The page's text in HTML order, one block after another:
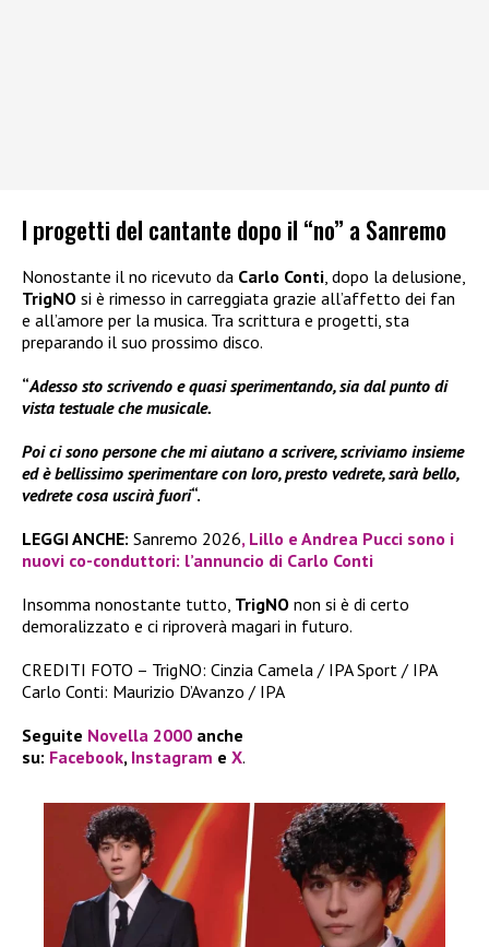
I progetti del cantante dopo il “no” a Sanremo
Nonostante il no ricevuto da Carlo Conti , dopo la delusione,
TrigNO si è rimesso in carreggiata grazie all’affetto dei fan
e all’amore per la musica. Tra scrittura e progetti, sta
preparando il suo prossimo disco.
“Adesso sto scrivendo e quasi sperimentando, sia dal punto di
vista testuale che musicale.
Poi ci sono persone che mi aiutano a scrivere, scriviamo insieme
ed è bellissimo sperimentare con loro, presto vedrete, sarà bello,
vedrete cosa uscirà fuori“.
LEGGI ANCHE: Sanremo 2026, Lillo e Andrea Pucci sono i
nuovi co-conduttori: l’annuncio di Carlo Conti
Insomma nonostante tutto, TrigNO non si è di certo
demoralizzato e ci riproverà magari in futuro.
CREDITI FOTO – TrigNO: Cinzia Camela / IPA Sport / IPA
Carlo Conti: Maurizio D’Avanzo / IPA
Seguite Novella 2000 anche
su: Facebook, Instagram e X.